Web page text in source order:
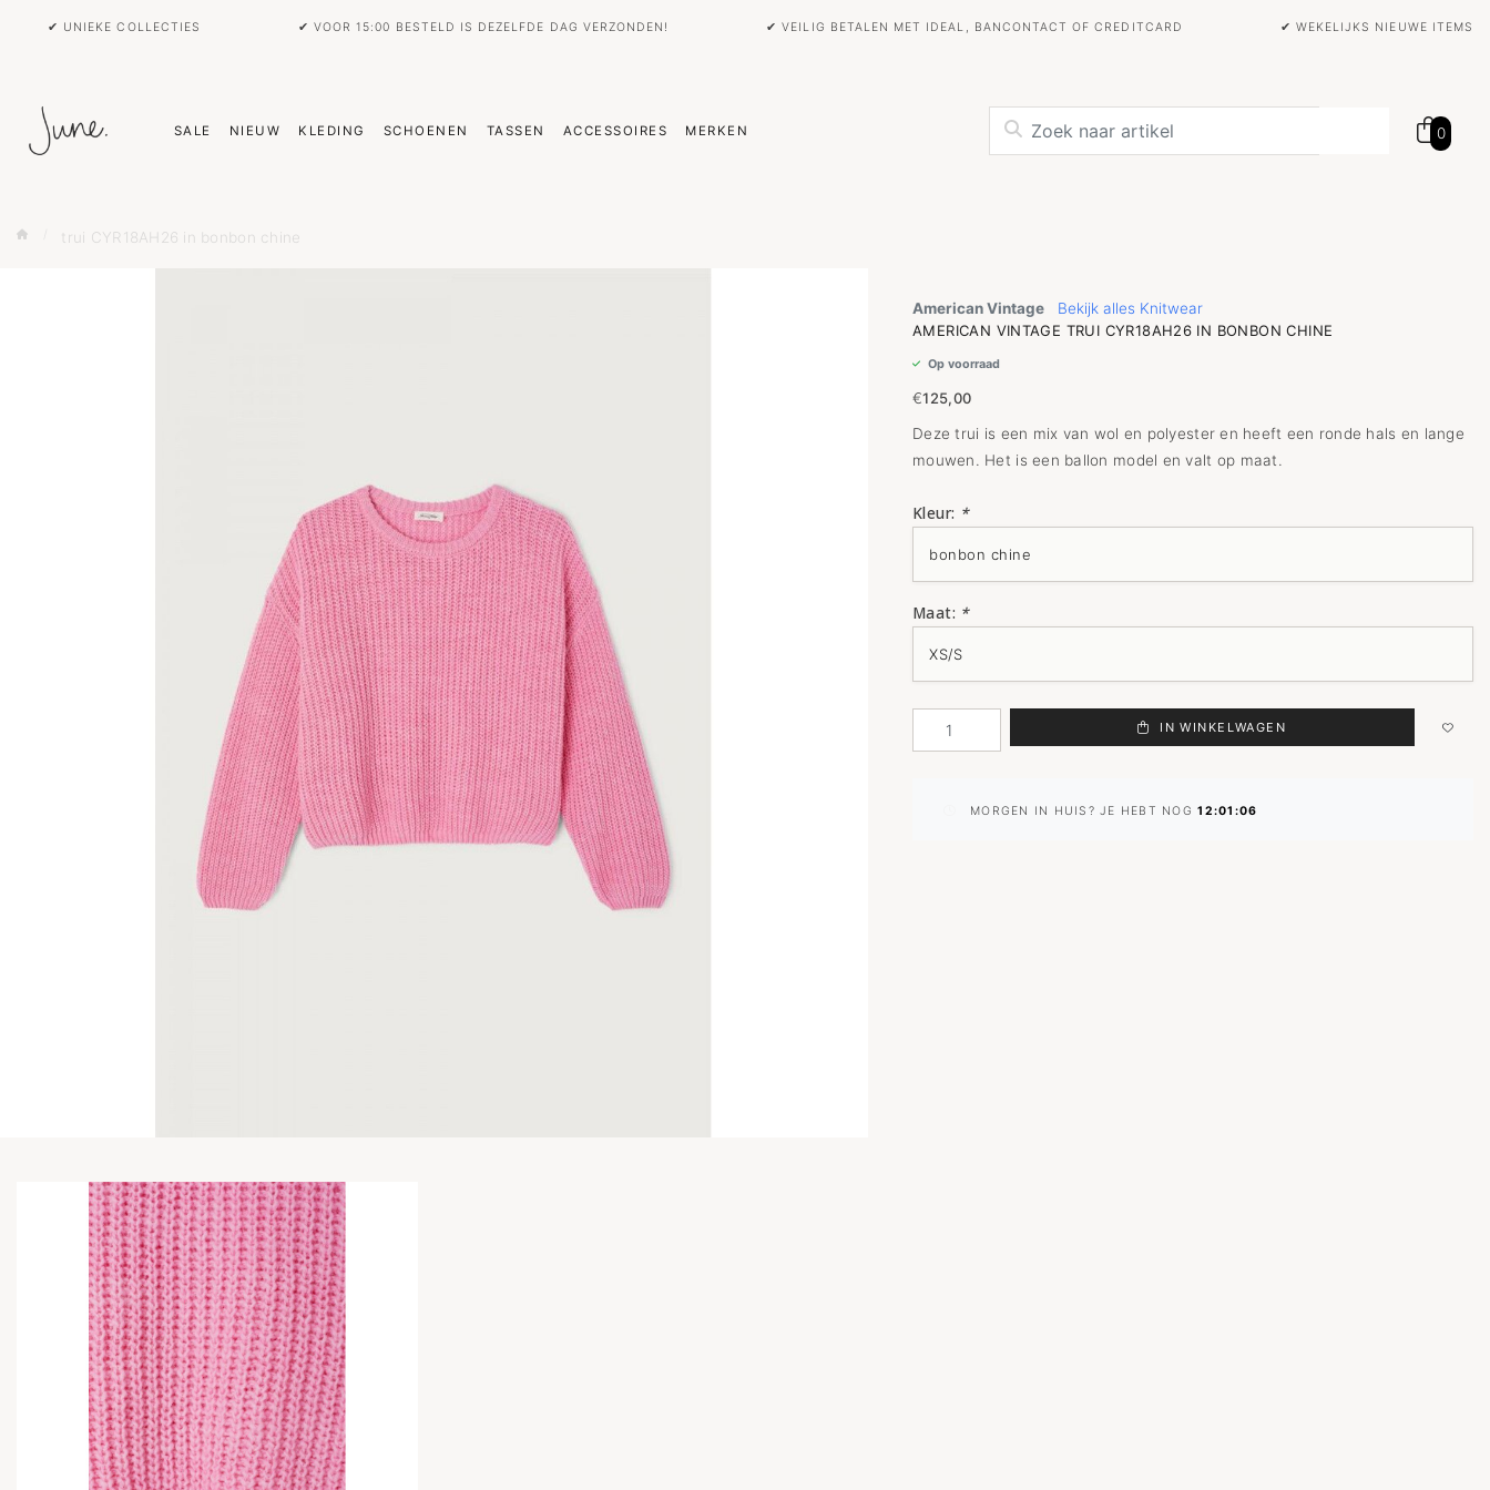
✔ UNIEKE COLLECTIES ✔ VOOR 15:00 BESTELD IS DEZELFDE DAG VERZONDEN! ✔ VEILIG BETALEN MET IDEAL, BANCONTACT OF CREDITCARD ✔ WEKELIJKS NIEUWE ITEMS
SALE NIEUW KLEDING SCHOENEN TASSEN ACCESSOIRES MERKEN 0
trui CYR18AH26 in bonbon chine
American Vintage
Bekijk alles Knitwear
AMERICAN VINTAGE TRUI CYR18AH26 IN BONBON CHINE
Op voorraad
€125,00
Deze trui is een mix van wol en polyester en heeft een ronde hals en lange
mouwen. Het is een ballon model en valt op maat.
Kleur: *
Maat: *
IN WINKELWAGEN
MORGEN IN HUIS? JE HEBT NOG12:01:05